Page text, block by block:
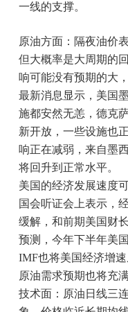
一线的支撑。
原油方面：隔夜油价
但大概率是大周期的
响可能没有预期的大
最新消息显示，美国
施都安然无恙，德克
新开放，一些设施也
响正在减弱，来自墨
将回升到正常水平。
美国的经济发展速度
国会听证会上表示，
缓解，和前期美国财
预测，今年下半年美
IMF也将美国经济增速
原油需求预期也将充满
技术面：原油日线三